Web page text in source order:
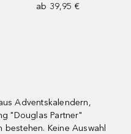
ab 39,95 €
Adventskalendern,
"Douglas Partner"
Keine Auswahl